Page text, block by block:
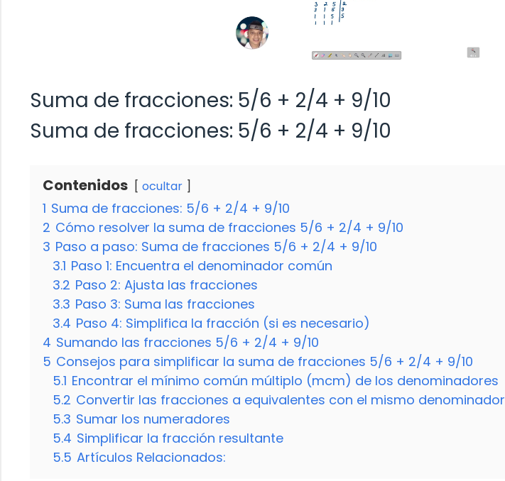
Suma de fracciones: 5/6 + 2/4 + 9/10
Suma de fracciones: 5/6 + 2/4 + 9/10
Contenidos ocultar
1 Suma de fracciones: 5/6 + 2/4 + 9/10
2 Cómo resolver la suma de fracciones 5/6 + 2/4 + 9/10
3 Paso a paso: Suma de fracciones 5/6 + 2/4 + 9/10
3.1 Paso 1: Encuentra el denominador común
3.2 Paso 2: Ajusta las fracciones
3.3 Paso 3: Suma las fracciones
3.4 Paso 4: Simplifica la fracción (si es necesario)
4 Sumando las fracciones 5/6 + 2/4 + 9/10
5 Consejos para simplificar la suma de fracciones 5/6 + 2/4 + 9/10
5.1 Encontrar el mínimo común múltiplo (mcm) de los denominadores
5.2 Convertir las fracciones a equivalentes con el mismo denominador
5.3 Sumar los numeradores
5.4 Simplificar la fracción resultante
5.5 Artículos Relacionados: